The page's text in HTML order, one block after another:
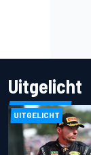
Uitgelicht
UITGELICHT